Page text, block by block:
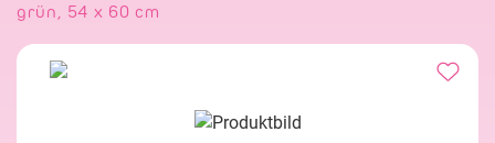
grün, 54 x 60 cm